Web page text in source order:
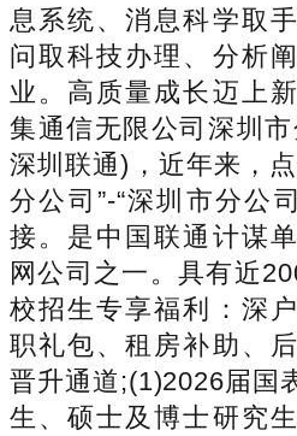
息系统、消息科学取
问取科技办理、分析
业。高质量成长迈上
集通信无限公司深圳市
深圳联通)，近年来，
分公司”-“深圳市分公
接。是中国联通计谋
网公司之一。具有近
校招生专享福利：深
职礼包、租房补助、
晋升通道;(1)2026届国
生、硕士及博士研究